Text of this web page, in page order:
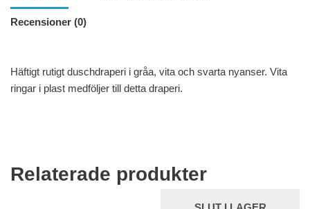
Recensioner (0)
Häftigt rutigt duschdraperi i gråa, vita och svarta nyanser. Vita
ringar i plast medföljer till detta draperi.
Relaterade produkter